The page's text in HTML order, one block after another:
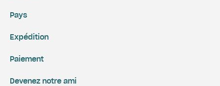
Expédition
Paiement
Devenez notre ami
Pays